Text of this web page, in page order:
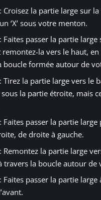
: Croisez la partie large sur
‘X’ sous votre menton.
: Faites passer la partie large
la vers le haut, en
boucle formée autour de
: Tirez la partie large vers le
la partie étroite, mais
: Faites passer la partie large
de droite à gauche.
: Remontez la partie large
travers la boucle autour de
: Faites passer la partie